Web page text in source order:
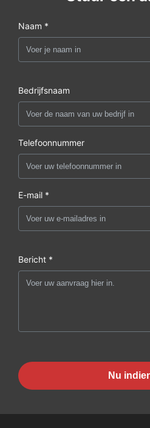
Naam *
Bedrijfsnaam
Telefoonnummer
E-mail *
Bericht *
Nu